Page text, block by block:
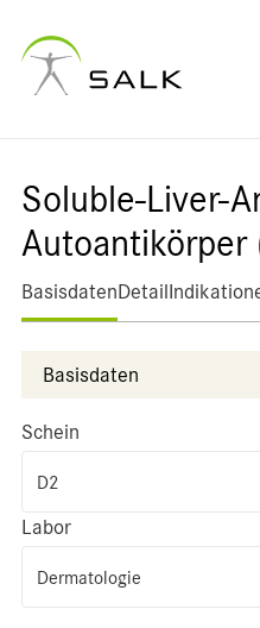
Soluble-Liver-
Autoantikörper
BasisdatenDetail
Basisdaten
Schein
D2
Labor
Dermatologie